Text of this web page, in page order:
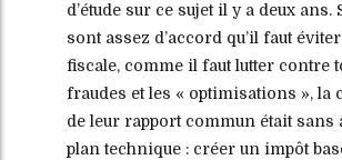
d’étude sur ce sujet il y a deux ans.
sont assez d’accord qu’il faut
fiscale, comme il faut lutter contre
fraudes et les « optimisations », la
de leur rapport commun était sans
plan technique : créer un impôt